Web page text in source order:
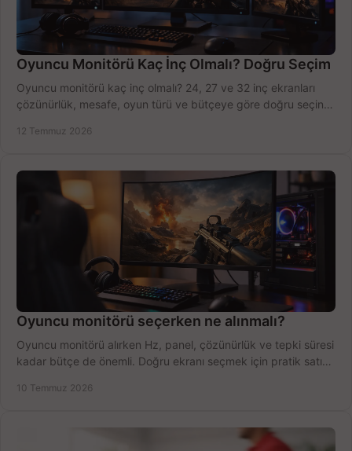
Oyuncu Monitörü Kaç İnç Olmalı? Doğru Seçim
Oyuncu monitörü kaç inç olmalı? 24, 27 ve 32 inç ekranları
çözünürlük, mesafe, oyun türü ve bütçeye göre doğru seçin,
12 Temmuz 2026
Oyuncu monitörü seçerken ne alınmalı?
Oyuncu monitörü alırken Hz, panel, çözünürlük ve tepki süresi
kadar bütçe de önemli. Doğru ekranı seçmek için pratik satın
10 Temmuz 2026